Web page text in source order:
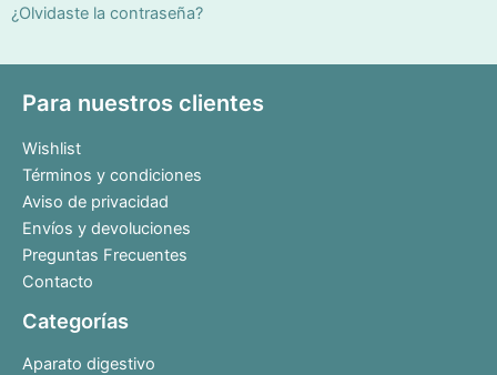
¿Olvidaste la contraseña?
Para nuestros clientes
Wishlist
Términos y condiciones
Aviso de privacidad
Envíos y devoluciones
Preguntas Frecuentes
Contacto
Categorías
Aparato digestivo